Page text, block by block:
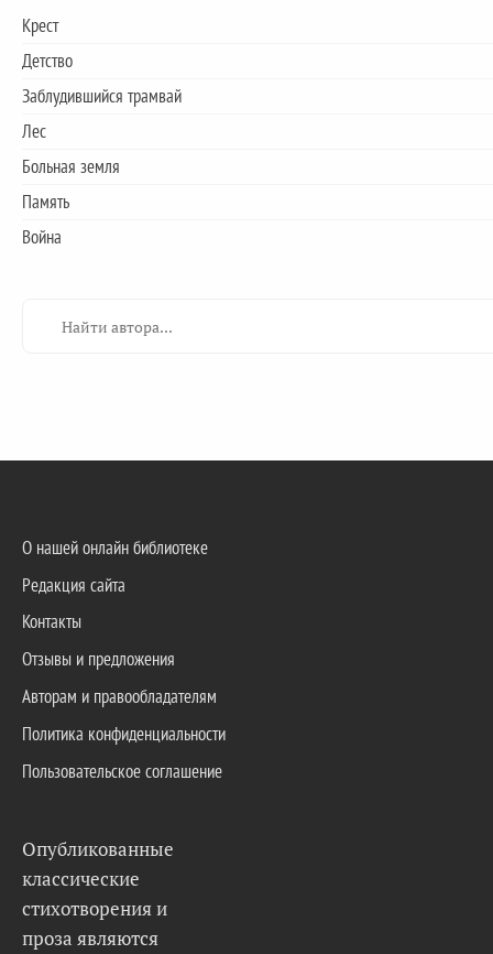
Крест
Детство
Заблудившийся трамвай
Лес
Больная земля
Память
Война
О нашей онлайн библиотеке
Редакция сайта
Контакты
Отзывы и предложения
Авторам и правообладателям
Политика конфиденциальности
Пользовательское соглашение
Опубликованные
классические
стихотворения и
проза являются